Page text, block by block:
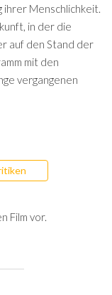
ihrer Menschlichkeit.
in der die
auf den Stand der
mit den
vergangenen
Film vor.